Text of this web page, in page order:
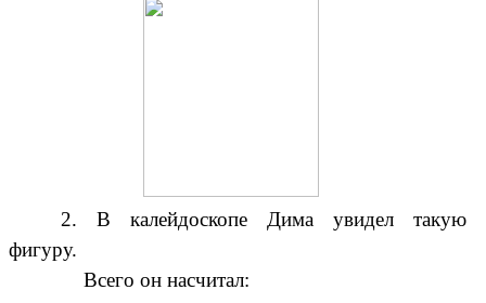
2. В калейдоскопе Дима увидел такую
фигуру.
Всего он насчитал: